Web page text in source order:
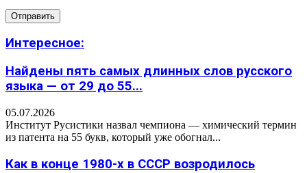
Интересное:
Найдены пять самых длинных слов русского
языка — от 29 до 55...
05.07.2026
Институт Русистики назвал чемпиона — химический термин
из патента на 55 букв, который уже обогнал...
Как в конце 1980-х в СССР возродилось